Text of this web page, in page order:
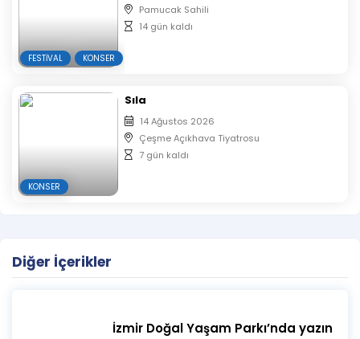
FESTIVAL KONSER
Pamucak Sahili
14 gün kaldı
KONSER
Sıla
14 Ağustos 2026
Çeşme Açıkhava Tiyatrosu
7 gün kaldı
Diğer İçerikler
İzmir Doğal Yaşam Parkı’nda yazın